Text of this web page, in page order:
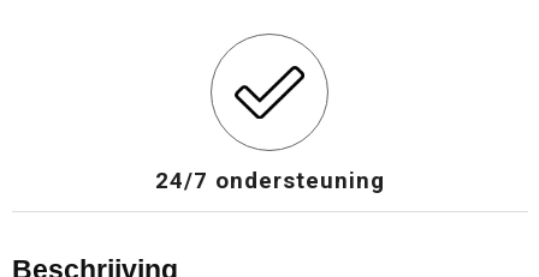
24/7 ondersteuning
Beschrijving